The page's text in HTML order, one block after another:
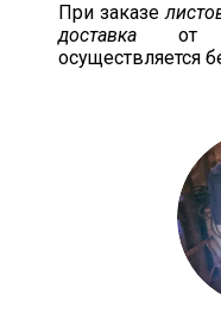
При заказе
доставка от
осуществляется